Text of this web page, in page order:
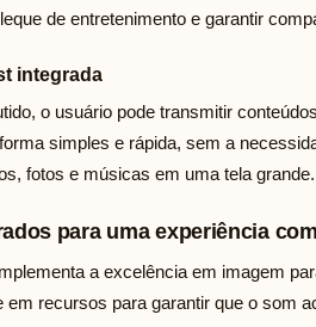
de entretenimento e garantir
integrada
o usuário pode transmitir
simples e rápida, sem a
fotos e músicas em uma tela grande.
para uma experiência
a excelência em imagem
em recursos para garantir que o som